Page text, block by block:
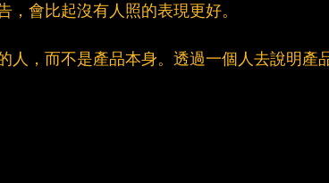
會比起沒有人照的表現更好。
人，而不是產品本身。透過一個人去說明產